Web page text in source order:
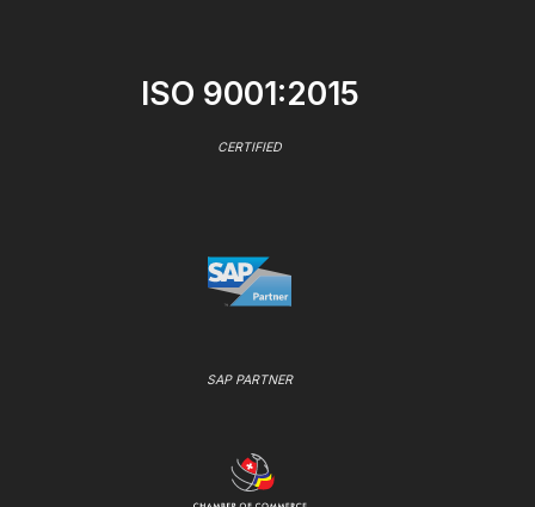
ISO 9001:2015
CERTIFIED
SAP PARTNER